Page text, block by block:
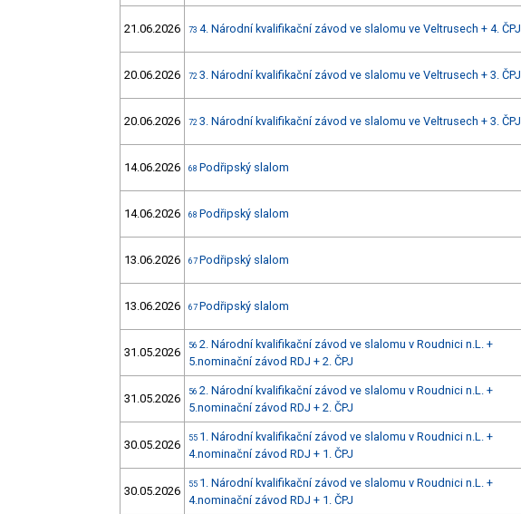
21.06.2026 73 4. Národní kvalifikační závod ve slalomu ve Veltrusech + 4. ČPJ
20.06.2026 72 3. Národní kvalifikační závod ve slalomu ve Veltrusech + 3. ČPJ
20.06.2026 72 3. Národní kvalifikační závod ve slalomu ve Veltrusech + 3. ČPJ
14.06.2026 68 Podřipský slalom
14.06.2026 68 Podřipský slalom
13.06.2026 67 Podřipský slalom
13.06.2026 67 Podřipský slalom
31.05.2026 56 2. Národní kvalifikační závod ve slalomu v Roudnici n.L. +
5.nominační závod RDJ + 2. ČPJ
31.05.2026 56 2. Národní kvalifikační závod ve slalomu v Roudnici n.L. +
5.nominační závod RDJ + 2. ČPJ
30.05.2026 55 1. Národní kvalifikační závod ve slalomu v Roudnici n.L. +
4.nominační závod RDJ + 1. ČPJ
30.05.2026 55 1. Národní kvalifikační závod ve slalomu v Roudnici n.L. +
4.nominační závod RDJ + 1. ČPJ